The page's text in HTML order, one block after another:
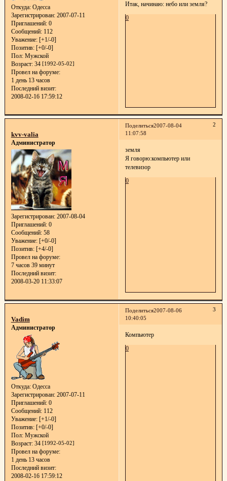
Откуда:Одесса
Зарегистрирован: 2007-07-11
Приглашений:0
Сообщений:112
Уважение: [+1/-0]
Позитив: [+0/-0]
Пол:Мужской
Возраст:34 [1992-05-02]
Провел на форуме:
1 день 13 часов
Последний визит:
2008-02-16 17:59:12
Итак, начинаю: небо или земля?
0
Поделиться 2
2007-08-04
11:07:58
kvv-valia
Администратор
Зарегистрирован: 2007-08-04
Приглашений:0
Сообщений:58
Уважение: [+0/-0]
Позитив: [+4/-0]
Провел на форуме:
7 часов 39 минут
Последний визит:
2008-03-20 11:33:07
земля
Я говорю:компьютер или
телевизор
0
Поделиться 3
2007-08-06
10:40:05
Vadim
Администратор
Откуда:Одесса
Зарегистрирован: 2007-07-11
Приглашений:0
Сообщений:112
Уважение: [+1/-0]
Позитив: [+0/-0]
Пол:Мужской
Возраст:34 [1992-05-02]
Провел на форуме:
1 день 13 часов
Последний визит:
2008-02-16 17:59:12
Компьютер
0